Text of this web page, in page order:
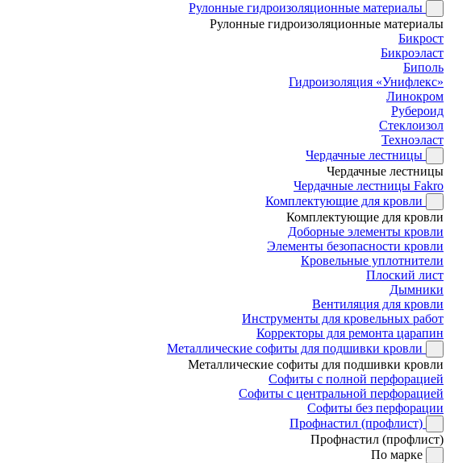
Рулонные гидроизоляционные материалы
Рулонные гидроизоляционные материалы
Бикрост
Бикроэласт
Биполь
Гидроизоляция «Унифлекс»
Линокром
Рубероид
Стеклоизол
Техноэласт
Чердачные лестницы
Чердачные лестницы
Чердачные лестницы Fakro
Комплектующие для кровли
Комплектующие для кровли
Доборные элементы кровли
Элементы безопасности кровли
Кровельные уплотнители
Плоский лист
Дымники
Вентиляция для кровли
Инструменты для кровельных работ
Корректоры для ремонта царапин
Металлические софиты для подшивки кровли
Металлические софиты для подшивки кровли
Софиты с полной перфорацией
Софиты с центральной перфорацией
Софиты без перфорации
Профнастил (профлист)
Профнастил (профлист)
По марке